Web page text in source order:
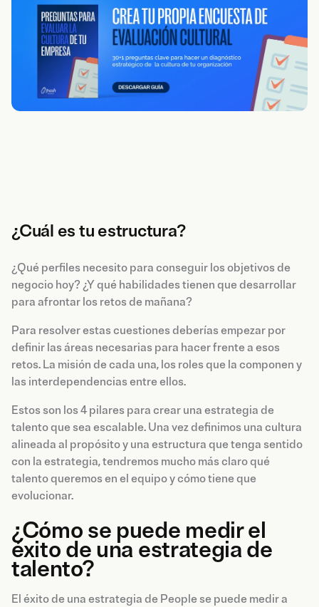
¿Cuál es tu estructura?
¿Qué perfiles necesito para conseguir los objetivos de
negocio hoy? ¿Y qué habilidades tienen que desarrollar
para afrontar los retos de mañana?
Para resolver estas cuestiones deberías empezar por
definir las áreas necesarias para hacer frente a esos
retos. La misión de cada una, los roles que la componen y
las interdependencias entre ellos.
Estos son los 4 pilares para crear una estrategia de
talento que sea escalable. Una vez definimos una cultura
alineada al propósito y una estructura que tenga sentido
con la estrategia, tendremos mucho más claro qué
talento queremos en el equipo y cómo tiene que
evolucionar.
¿Cómo se puede medir el
éxito de una estrategia de
talento?
El éxito de una estrategia de People se puede medir a